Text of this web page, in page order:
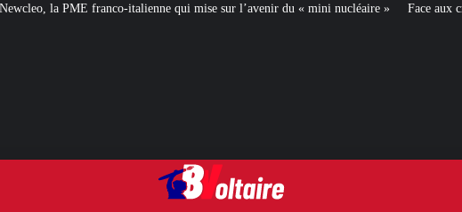
qui mise sur l’avenir du « mini nucléaire » Face aux critiques, Éléonore Caroit